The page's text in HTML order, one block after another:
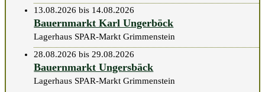
13.08.2026 bis 14.08.2026
Bauernmarkt Karl Ungerböck
Lagerhaus SPAR-Markt Grimmenstein
28.08.2026 bis 29.08.2026
Bauernmarkt Ungersbäck
Lagerhaus SPAR-Markt Grimmenstein